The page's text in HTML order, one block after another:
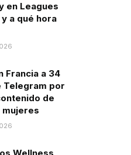
en Leagues
a qué hora
Francia a 34
Telegram por
de